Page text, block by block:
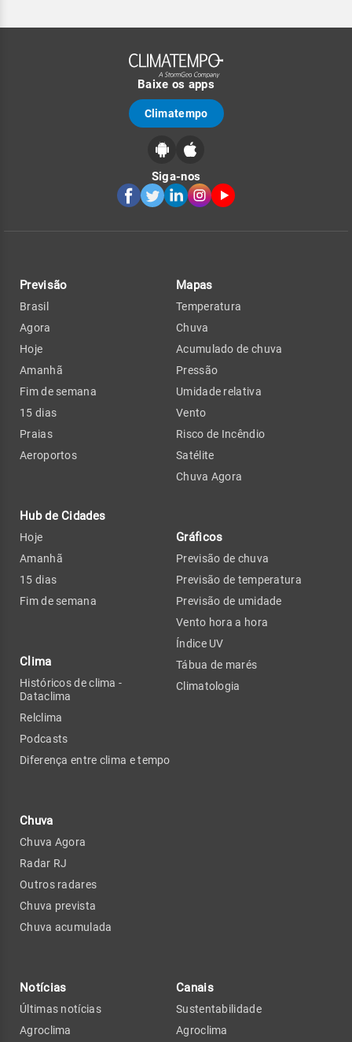
Baixe os apps
Climatempo
Siga-nos
Previsão
Brasil
Agora
Hoje
Amanhã
Fim de semana
15 dias
Praias
Aeroportos
Hub de Cidades
Hoje
Amanhã
15 dias
Fim de semana
Clima
Históricos de clima -
Dataclima
Relclima
Podcasts
Diferença entre clima e tempo
Chuva
Chuva Agora
Radar RJ
Outros radares
Chuva prevista
Chuva acumulada
Mapas
Temperatura
Chuva
Acumulado de chuva
Pressão
Umidade relativa
Vento
Risco de Incêndio
Satélite
Chuva Agora
Gráficos
Previsão de chuva
Previsão de temperatura
Previsão de umidade
Vento hora a hora
Índice UV
Tábua de marés
Climatologia
Notícias
Últimas notícias
Agroclima
Canais
Sustentabilidade
Agroclima